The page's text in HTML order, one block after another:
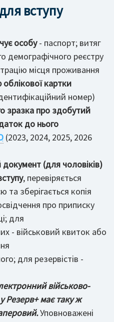
вступу
особу- паспорт; витяг
демографічного реєстру
місця проживання
картки
номер)
зразка про здобутий
до нього
(2023, 2024, 2025, 2026
(для чоловіків)
, перевіряється
та зберігається копія
про приписку
для
- військовий квиток або
для резервістів -
військово-
Резерв+ має таку ж
Уповноважені